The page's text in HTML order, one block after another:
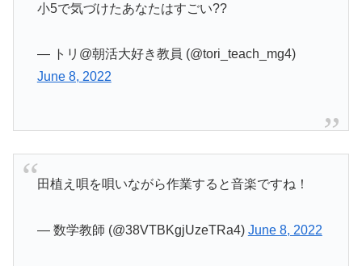
小5で気づけたあなたはすごい??
— トリ@朝活大好き教員 (@tori_teach_mg4)
June 8, 2022
田植え唄を唄いながら作業すると音楽ですね！
— 数学教師 (@38VTBKgjUzeTRa4) June 8, 2022